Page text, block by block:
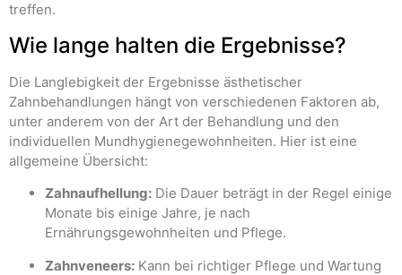
treffen.
Wie lange halten die Ergebnisse?
Die Langlebigkeit der Ergebnisse ästhetischer
Zahnbehandlungen hängt von verschiedenen Faktoren ab,
unter anderem von der Art der Behandlung und den
individuellen Mundhygienegewohnheiten. Hier ist eine
allgemeine Übersicht:
Zahnaufhellung: Die Dauer beträgt in der Regel einige
Monate bis einige Jahre, je nach
Ernährungsgewohnheiten und Pflege.
Zahnveneers: Kann bei richtiger Pflege und Wartung